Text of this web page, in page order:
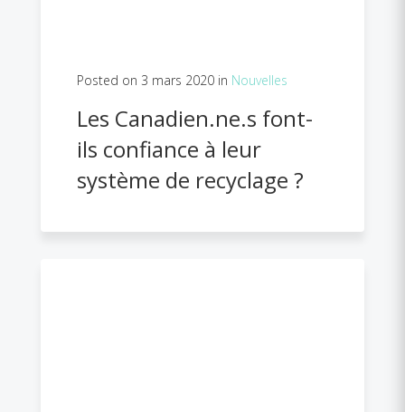
Posted on 3 mars 2020 in Nouvelles
Les Canadien.ne.s font-
ils confiance à leur
système de recyclage ?